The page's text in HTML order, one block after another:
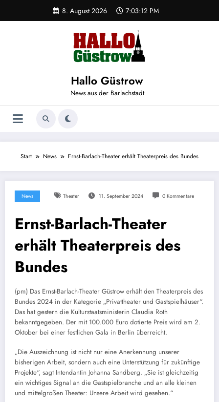
springen
8. August 2026 7:03:12 PM
Hallo Güstrow
News aus der Barlachstadt
Start News Ernst-Barlach-Theater erhält Theaterpreis des Bundes
News Theater 11. September 2024 0 Kommentare
Ernst-Barlach-Theater
erhält Theaterpreis des
Bundes
(pm) Das Ernst-Barlach-Theater Güstrow erhält den Theaterpreis des
Bundes 2024 in der Kategorie „Privattheater und Gastspielhäuser“.
Das hat gestern die Kulturstaatsministerin Claudia Roth
bekanntgegeben. Der mit 100.000 Euro dotierte Preis wird am 2.
Oktober bei einer festlichen Gala in Berlin überreicht.
„Die Auszeichnung ist nicht nur eine Anerkennung unserer
bisherigen Arbeit, sondern auch eine Unterstützung für zukünftige
Projekte“, sagt Intendantin Johanna Sandberg. „Sie ist gleichzeitig
ein wichtiges Signal an die Gastspielbranche und an alle kleinen
und mittelgroßen Theater: Unsere Arbeit wird gesehen.“